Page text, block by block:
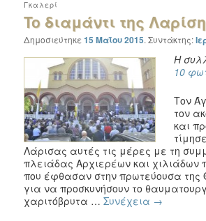
To διαμάντι της
Γκαλερί
Δημοσιεύτηκε15 Μαΐου 2015.Συντάκτης:
Η
10
Τον
τον
και
Λάρισας αυτές τις μέρες με τη
πλειάδας Αρχιερέων και χιλιάδων
που έφθασαν στην πρωτεύουσα της
για να προσκυνήσουν το
χαριτόβρυτα …Συνέχεια →